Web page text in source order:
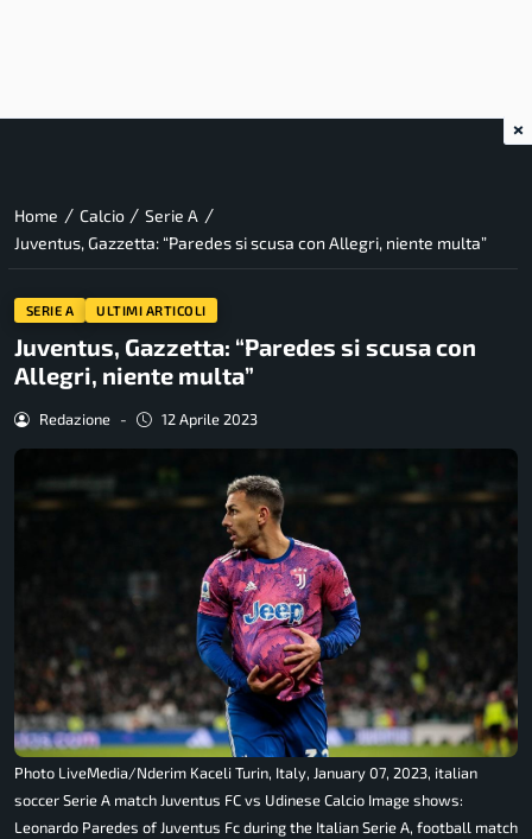
Home / Calcio / Serie A /
Juventus, Gazzetta: “Paredes si scusa con Allegri, niente multa”
SERIE A ULTIMI ARTICOLI
Juventus, Gazzetta: “Paredes si scusa con
Allegri, niente multa”
Redazione - 12 Aprile 2023
Photo LiveMedia/Nderim Kaceli Turin, Italy, January 07, 2023, italian
soccer Serie A match Juventus FC vs Udinese Calcio Image shows:
Leonardo Paredes of Juventus Fc during the Italian Serie A, football match
×